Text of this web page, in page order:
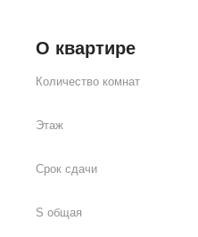
О квартире
Количество комнат
Этаж
Срок сдачи
S общая